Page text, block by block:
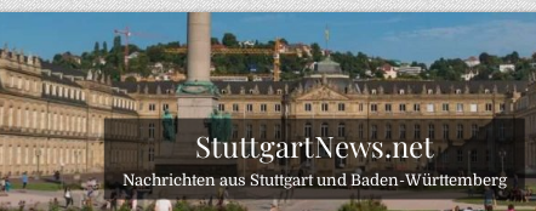
StuttgartNews.net
Nachrichten aus Stuttgart und Baden-Württemberg